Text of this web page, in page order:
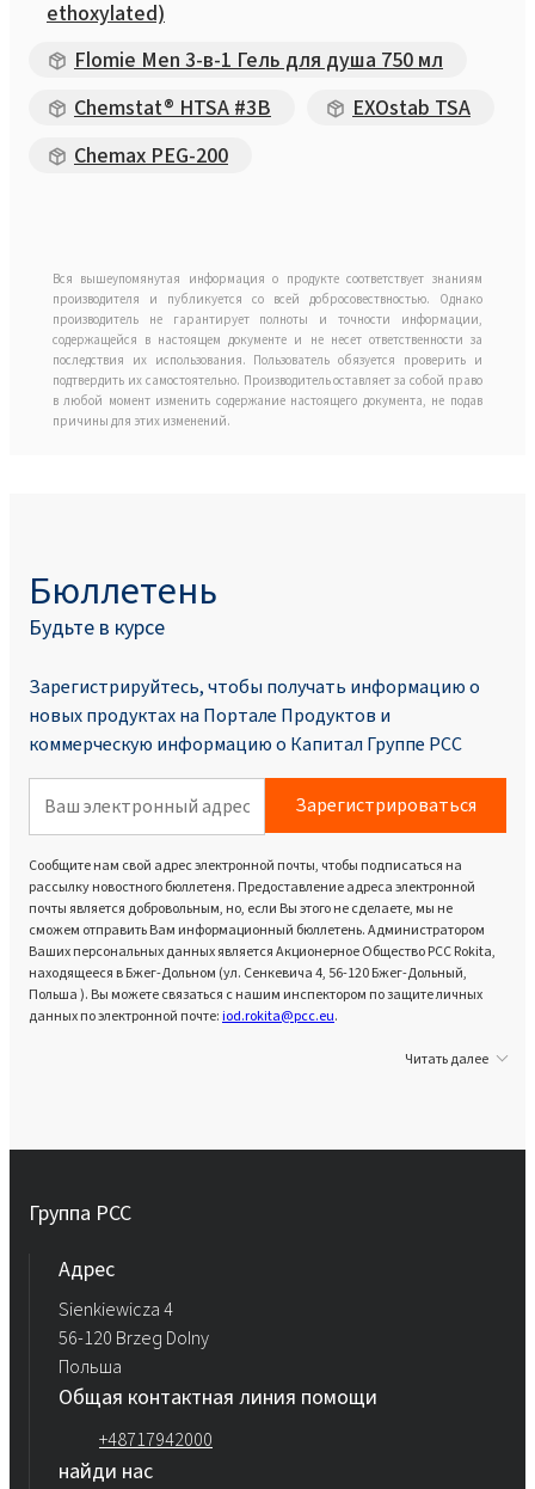
ethoxylated)
Flomie Men 3-в-1 Гель для душа 750 мл
Chemstat® HTSA #3B
EXOstab TSA
Chemax PEG-200
Вся вышеупомянутая информация о продукте соответствует знаниям
производителя и публикуется со всей добросовествностью. Однако
производитель не гарантирует полноты и точности информации,
содержащейся в настоящем документе и не несет ответственности за
последствия их использования. Пользователь обязуется проверить и
подтвердить их самостоятельно. Производитель оставляет за собой право
в любой момент изменить содержание настоящего документа, не подав
причины для этих изменений.
Бюллетень
Будьте в курсе
Зарегистрируйтесь, чтобы получать информацию о
новых продуктах на Портале Продуктoв и
коммерческую информацию о Капитал Группе PCC
Зарегистрироваться
Сообщите нам свой адрес электронной почты, чтобы подписаться на
рассылку новостного бюллетеня. Предоставление адреса электронной
почты является добровольным, но, если Вы этого не сделаете, мы не
сможем отправить Вам информационный бюллетень. Администратором
Ваших персональных данных является Акционерное Общество PCC Rokita,
находящееся в Бжег-Дольном (ул. Сенкевича 4, 56-120 Бжег-Дольный,
Польша ). Вы можете связаться с нашим инспектором по защите личных
данных по электронной почте:iod.rokita@pcc.eu.
Читать далее
Группа PCC
Aдрес
Sienkiewicza 4
56-120 Brzeg Dolny
Польша
Общая контактная линия помощи
+48717942000
найди нас